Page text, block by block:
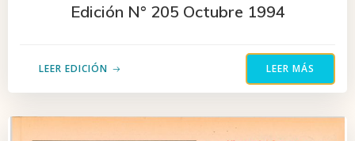
Edición N° 205 Octubre 1994
LEER EDICIÓN LEER MÁS